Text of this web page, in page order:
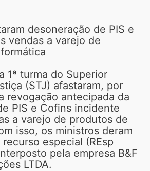
desoneração de PIS e
vendas a varejo de
1ª turma do Superior
(STJ) afastaram, por
revogação antecipada da
PIS e Cofins incidente
a varejo de produtos de
isso, os ministros deram
especial (REsp
pela empresa B&F
LTDA.